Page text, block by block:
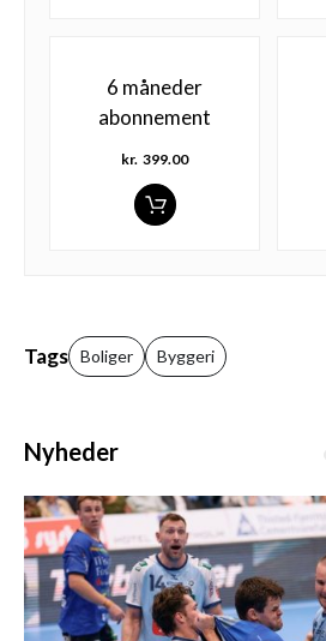
6 måneder
abonnement
kr. 399.00
Tags Boliger Byggeri
Nyheder